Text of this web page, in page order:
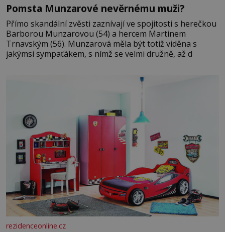
Pomsta Munzarové nevěrnému muži?
Přímo skandální zvěsti zaznívají ve spojitosti s herečkou
Barborou Munzarovou (54) a hercem Martinem
Trnavským (56). Munzarová měla být totiž viděna s
jakýmsi sympaťákem, s nímž se velmi družně, až d
rezidenceonline.cz